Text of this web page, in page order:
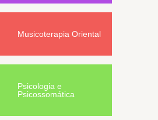
Musicoterapia Oriental
Psicologia e
Psicossomática